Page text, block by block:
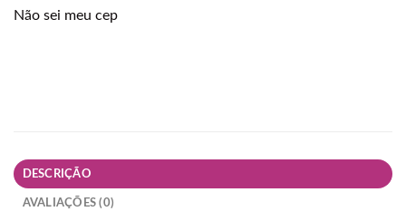
Não sei meu cep
DESCRIÇÃO
AVALIAÇÕES (0)